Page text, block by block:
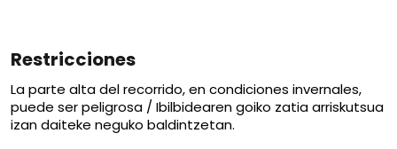
Restricciones
La parte alta del recorrido, en condiciones invernales,
puede ser peligrosa / Ibilbidearen goiko zatia arriskutsua
izan daiteke neguko baldintzetan.